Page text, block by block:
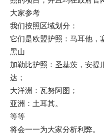
大家参考
我们按照区域划分：
它们是欧盟护照：马耳他，
黑山
加勒比护照：圣基茨，安提
达；
大洋洲：瓦努阿图；
亚洲：土耳其。
等等
将会一一为大家分析利弊。